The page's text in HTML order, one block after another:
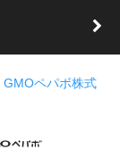
GMOペパボ株式